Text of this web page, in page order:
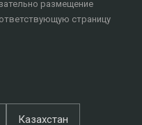
размещение
страницу
Казахстан